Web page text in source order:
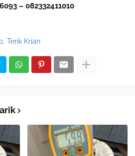
– 082332411010
Terik Krian